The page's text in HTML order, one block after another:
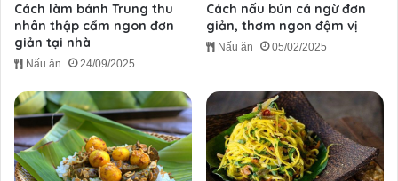
Cách làm bánh Trung thu
nhân thập cẩm ngon đơn
giản tại nhà
Nấu ăn 24/09/2025
Cách nấu bún cá ngừ đơn
giản, thơm ngon đậm vị
Nấu ăn 05/02/2025